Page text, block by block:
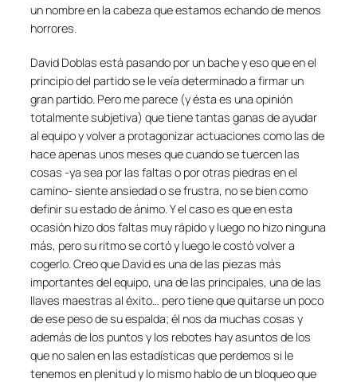
un nombre en la cabeza que estamos echando de menos
horrores.
David Doblas está pasando por un bache y eso que en el
principio del partido se le veía determinado a firmar un
gran partido. Pero me parece (y ésta es una opinión
totalmente subjetiva) que tiene tantas ganas de ayudar
al equipo y volver a protagonizar actuaciones como las de
hace apenas unos meses que cuando se tuercen las
cosas -ya sea por las faltas o por otras piedras en el
camino- siente ansiedad o se frustra, no se bien como
definir su estado de ánimo. Y el caso es que en esta
ocasión hizo dos faltas muy rápido y luego no hizo ninguna
más, pero su ritmo se cortó y luego le costó volver a
cogerlo. Creo que David es una de las piezas más
importantes del equipo, una de las principales, una de las
llaves maestras al éxito… pero tiene que quitarse un poco
de ese peso de su espalda; él nos da muchas cosas y
además de los puntos y los rebotes hay asuntos de los
que no salen en las estadísticas que perdemos si le
tenemos en plenitud y lo mismo hablo de un bloqueo que